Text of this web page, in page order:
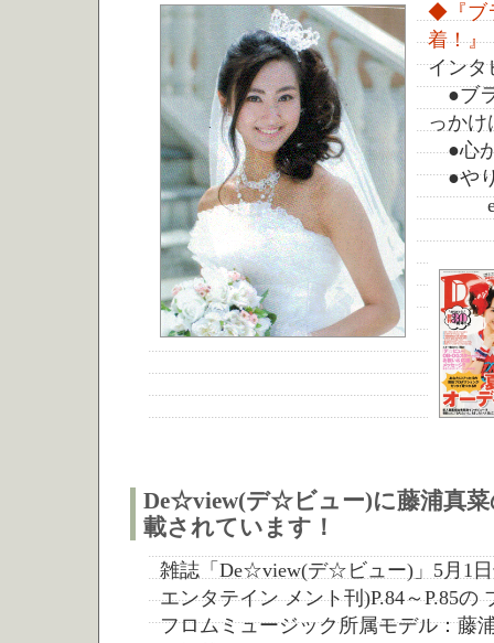
◆『ブ
着！』
インタ
●ブ
っかけ
●心が
●やり
De☆view(デ☆ビュー)に藤浦真
載されています！
雑誌「De☆view(デ☆ビュー)」5月1
エンタテイン メント刊)P.84～P.85の
フロムミュージック所属モデル：藤